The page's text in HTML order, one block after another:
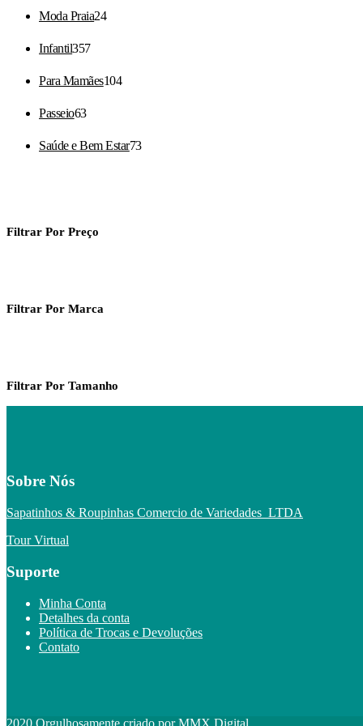
Moda Praia2424
produtos
Infantil357357
Para Mamães104104
produtos
Passeio6363
produtos
Saúde e Bem Estar7373
produtos
Filtrar Por Preço
Filtrar Por Marca
Filtrar Por Tamanho
Sobre Nós
Sapatinhos & Roupinhas Comercio de Variedades LTDA
Tour Virtual
Suporte
Minha Conta
Detalhes da conta
Política de Trocas e Devoluções
Contato
2020 Orgulhosamente criado por MMX Digital